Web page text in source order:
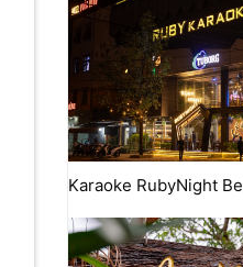
Karaoke RubyNight